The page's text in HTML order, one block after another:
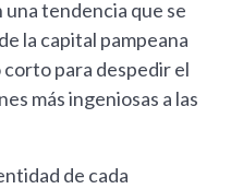
una tendencia que se
la capital pampeana
para despedir el
más ingeniosas a las
de cada